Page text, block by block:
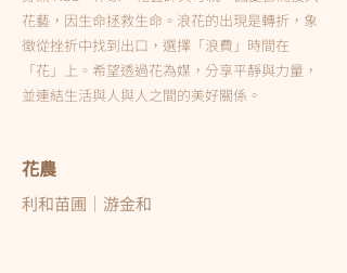
花藝，因生命拯救生命。浪花的出現是轉折，象
徵從挫折中找到出口，選擇「浪費」時間在
「花」上。希望透過花為媒，分享平靜與力量，
並連結生活與人與人之間的美好關係。
花農
利和苗圃｜游金和